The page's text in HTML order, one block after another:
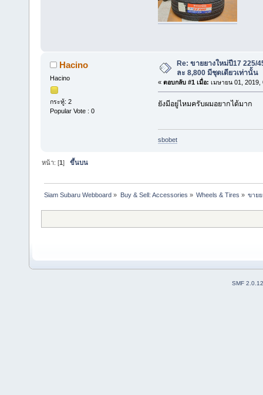
Hacino
Hacino
กระทู้: 2
Popular Vote : 0
Re: ขายยางใหม่ปี17 225/
ละ 8,800 มีชุดเดียวเท่านั้น
« ตอบกลับ #1 เมื่อ: เมษายน 01, 2019,
ยังมีอยู่ไหมครับผมอยากได้มาก
sbobet
หน้า: [1]ขึ้นบน
Siam Subaru Webboard » Buy & Sell: Accessories » Wheels & Tires » ขาย
SMF 2.0.12